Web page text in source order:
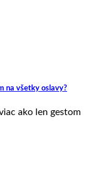
na všetky oslavy?
ako len gestom